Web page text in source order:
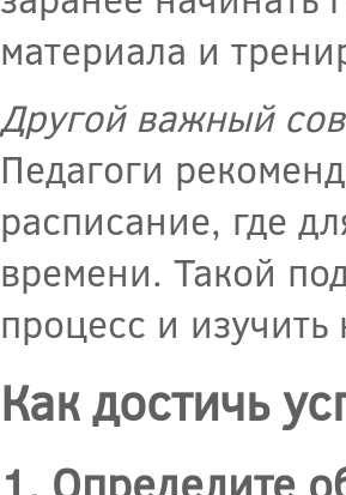
материала и
Другой важный
Педагоги
расписание, где
времени. Такой
процесс и
Как достичь